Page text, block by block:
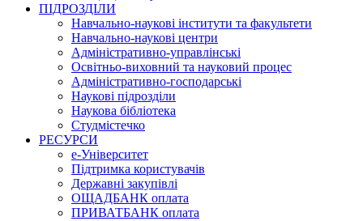
ПІДРОЗДІЛИ
Навчально-наукові інститути та факультети
Навчально-наукові центри
Адміністративно-управлінські
Освітньо-виховний та науковий процес
Адміністративно-господарські
Наукові підрозділи
Наукова бібліотека
Студмістечко
РЕСУРСИ
е-Університет
Підтримка користувачів
Державні закупівлі
ОЩАДБАНК оплата
ПРИВАТБАНК оплата